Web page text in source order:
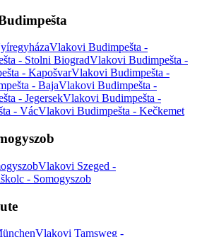
Vlakovi Budimpešta -
- Stolni BiogradVlakovi Budimpešta -
- KapošvarVlakovi Budimpešta -
- BajaVlakovi Budimpešta -
- JegersekVlakovi Budimpešta -
- VácVlakovi Budimpešta - Kečkemet
Vlakovi Szeged -
- Somogyszob
Vlakovi Tamsweg -